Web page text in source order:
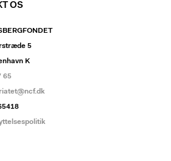
OS
5
K
65